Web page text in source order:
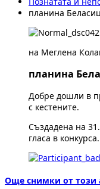
планина
на Меглена
планина
Добре дошли в
с кестените.
Създадена на
гласа в конкурса.
Още снимки от този